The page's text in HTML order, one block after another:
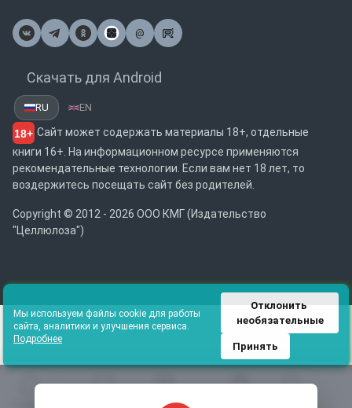
Каталог
@
Почта
Скачать для Android
RU EN
18+ Сайт может содержать материалы 18+, отдельные
книги 16+. На информационном ресурсе применяются
рекомендательные технологии. Если вам нет 18 лет, то
воздержитесь посещать сайт без родителей.
Copyright © 2012 - 2026 ООО КМГ (Издательство
"Целлюлоза")
Мы используем файлы cookie для работы
сайта, аналитики и улучшения сервиса.
Подробнее
Отклонить
необязательные
Принять